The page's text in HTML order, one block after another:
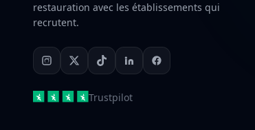
restauration avec les établissements qui
recrutent.
Trustpilot